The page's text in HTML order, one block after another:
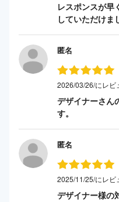
レスポンスが早
していただけま
匿名
2026/03/26/にレビ
デザイナーさん
す。
匿名
2025/11/25/にレビ
デザイナー様の